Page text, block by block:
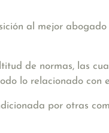
al mejor
de normas, las
lo relacionado
por otras